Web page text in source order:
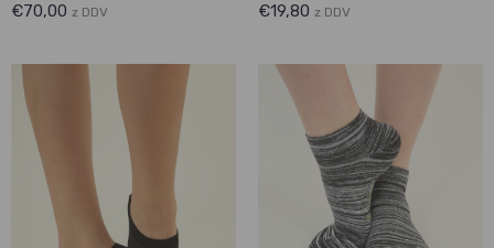
€70,00 z DDV
€19,80 z DDV